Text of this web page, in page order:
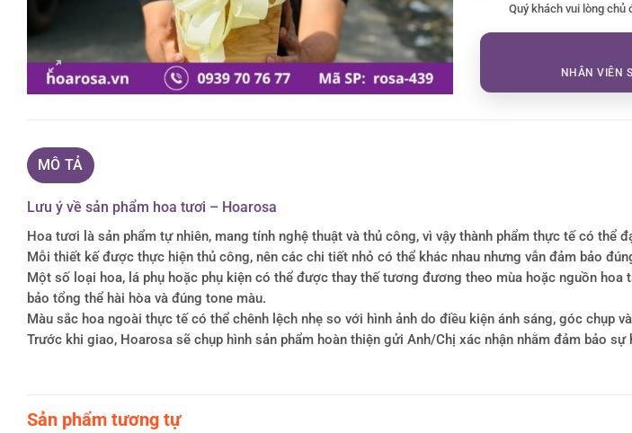
Quý khách vui lòng chủ
NHÂN VIÊN
MÔ TẢ
Lưu ý về sản phẩm hoa tươi – Hoarosa
Hoa tươi là sản phẩm tự nhiên, mang tính nghệ thuật và thủ công, vì vậy thành phẩm thực tế có thể
Mỗi thiết kế được thực hiện thủ công, nên các chi tiết nhỏ có thể khác nhau nhưng vẫn đảm bảo
Một số loại hoa, lá phụ hoặc phụ kiện có thể được thay thế tương đương theo mùa hoặc nguồn
bảo tổng thể hài hòa và đúng tone màu.
Màu sắc hoa ngoài thực tế có thể chênh lệch nhẹ so với hình ảnh do điều kiện ánh sáng, góc chụp
Trước khi giao, Hoarosa sẽ chụp hình sản phẩm hoàn thiện gửi Anh/Chị xác nhận nhằm đảm bảo sự
Sản phẩm tương tự